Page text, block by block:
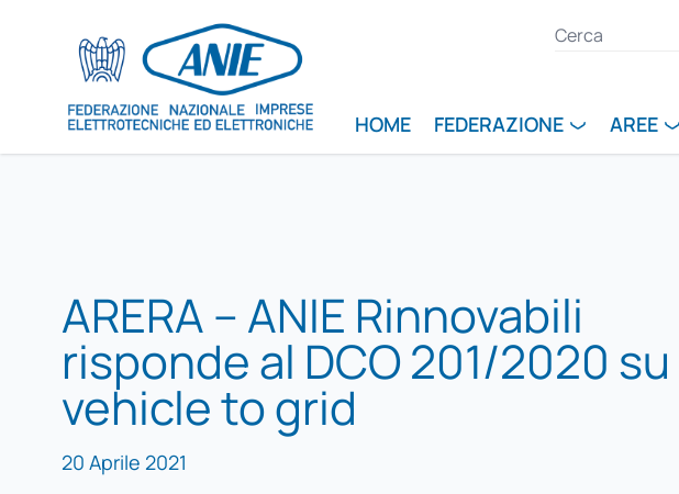
HOME FEDERAZIONE AREE
ARERA – ANIE Rinnovabili
risponde al DCO 201/2020 su
vehicle to grid
20 Aprile 2021